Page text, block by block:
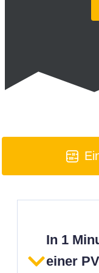
In 1
einer